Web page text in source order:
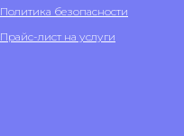
Политика безопасности
Прайс-лист на услуги